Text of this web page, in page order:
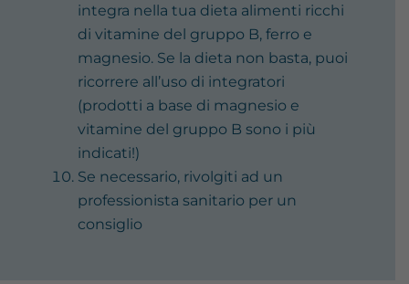
integra nella tua dieta alimenti ricchi
di vitamine del gruppo B, ferro e
magnesio. Se la dieta non basta, puoi
ricorrere all’uso di integratori
(prodotti a base di magnesio e
vitamine del gruppo B sono i più
indicati!)
Se necessario, rivolgiti ad un
professionista sanitario per un
consiglio